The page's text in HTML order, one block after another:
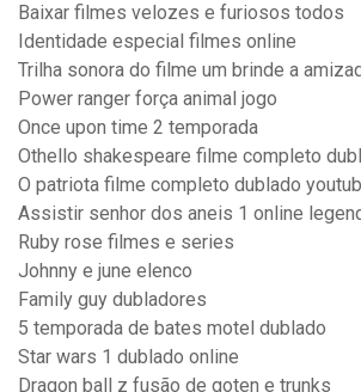
Baixar filmes velozes e furiosos todos
Identidade especial filmes online
Trilha sonora do filme um brinde a
Power ranger força animal jogo
Once upon time 2 temporada
Othello shakespeare filme completo
O patriota filme completo dublado
Assistir senhor dos aneis 1 online
Ruby rose filmes e series
Johnny e june elenco
Family guy dubladores
5 temporada de bates motel dublado
Star wars 1 dublado online
Dragon ball z fusão de goten e trunks